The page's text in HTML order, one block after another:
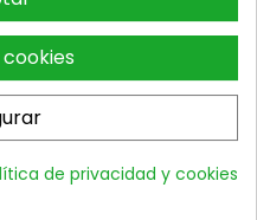
de privacidad y cookies